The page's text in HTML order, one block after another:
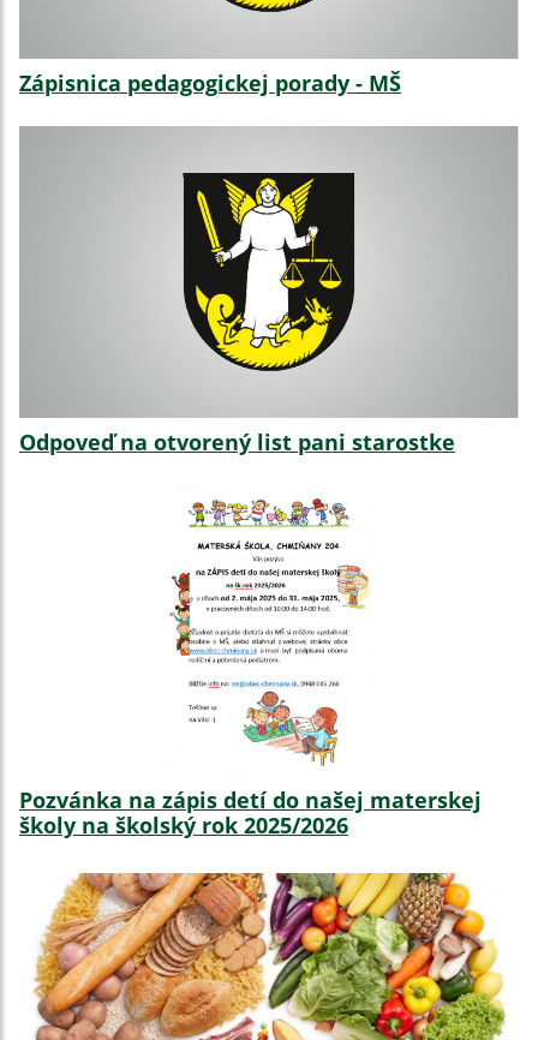
Zápisnica pedagogickej porady - MŠ
Odpoveď na otvorený list pani starostke
Pozvánka na zápis detí do našej materskej
školy na školský rok 2025/2026